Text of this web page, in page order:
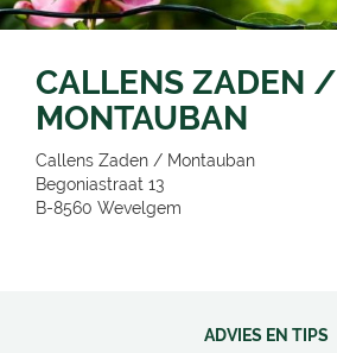
t
CALLENS ZADEN /
MONTAUBAN
Callens Zaden / Montauban
Begoniastraat 13
B-8560 Wevelgem
ADVIES EN TIPS